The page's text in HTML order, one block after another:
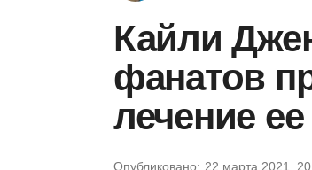
Кайли
фанатов
лечение
Опубликовано: 22 марта 2021,